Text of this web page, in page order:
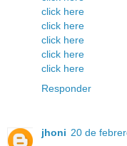
click here
click here
click here
click here
click here
Responder
jhoni 20 de